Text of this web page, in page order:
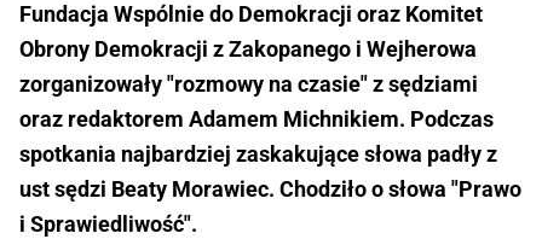
Fundacja Wspólnie do Demokracji oraz Komitet
Obrony Demokracji z Zakopanego i Wejherowa
zorganizowały "rozmowy na czasie" z sędziami
oraz redaktorem Adamem Michnikiem. Podczas
spotkania najbardziej zaskakujące słowa padły z
ust sędzi Beaty Morawiec. Chodziło o słowa "Prawo
i Sprawiedliwość".